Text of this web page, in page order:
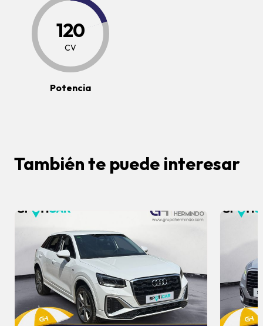
120
CV
Potencia
También te puede interesar